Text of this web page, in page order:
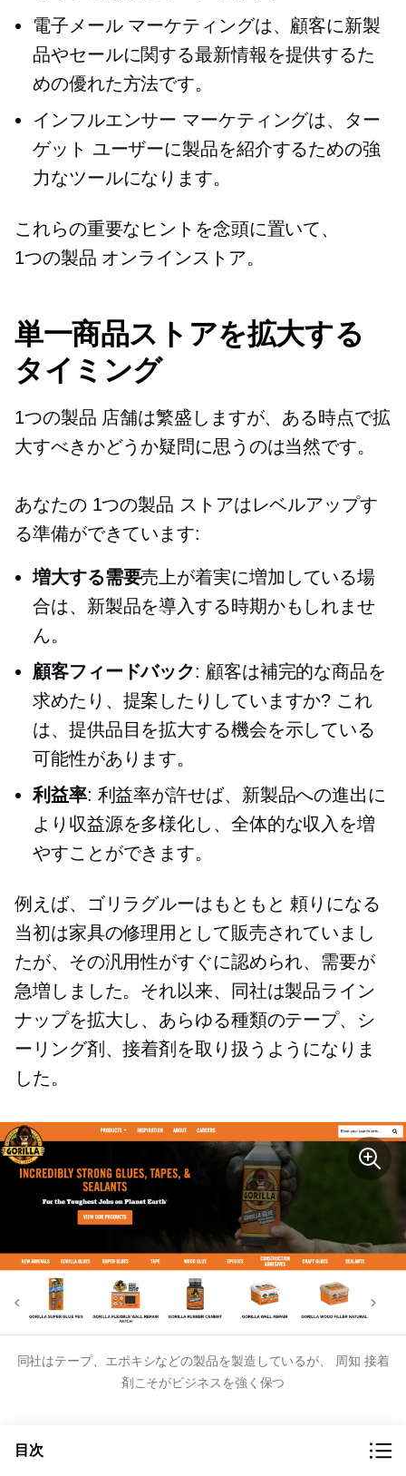
電子メール マーケティングは、顧客に新製
品やセールに関する最新情報を提供するた
めの優れた方法です。
インフルエンサー マーケティングは、ター
ゲット ユーザーに製品を紹介するための強
力なツールになります。
これらの重要なヒントを念頭に置いて、
1つの製品 オンラインストア。
単一商品ストアを拡大する
タイミング
1つの製品 店舗は繁盛しますが、ある時点で拡
大すべきかどうか疑問に思うのは当然です。
あなたの 1つの製品 ストアはレベルアップす
る準備ができています:
増大する需要売上が着実に増加している場
合は、新製品を導入する時期かもしれませ
ん。
顧客フィードバック: 顧客は補完的な商品を
求めたり、提案したりしていますか? これ
は、提供品目を拡大する機会を示している
可能性があります。
利益率: 利益率が許せば、新製品への進出に
より収益源を多様化し、全体的な収入を増
やすことができます。
例えば、ゴリラグルーはもともと 頼りになる
当初は家具の修理用として販売されていまし
たが、その汎用性がすぐに認められ、需要が
急増しました。それ以来、同社は製品ライン
ナップを拡大し、あらゆる種類のテープ、シ
ーリング剤、接着剤を取り扱うようになりま
した。
同社はテープ、エポキシなどの製品を製造しているが、 周知 接着
剤こそがビジネスを強く保つ
Yhaoからビーニー帽子のカ
目次